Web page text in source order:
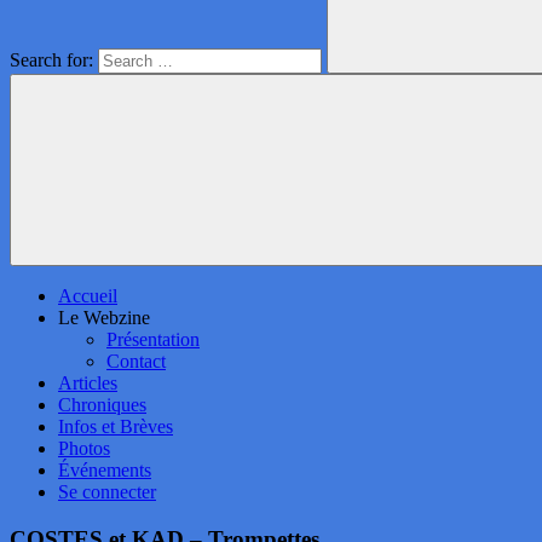
Search for:
Accueil
Le Webzine
Présentation
Contact
Articles
Chroniques
Infos et Brèves
Photos
Événements
Se connecter